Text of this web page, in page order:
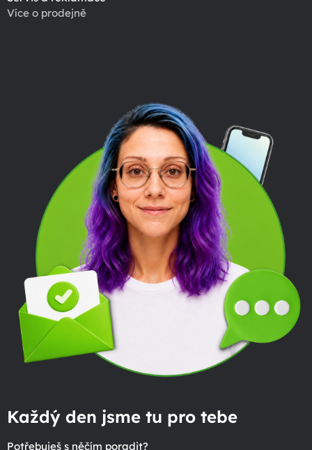
Více o prodejně
Každý den jsme tu pro tebe
Potřebuješ s něčím poradit?